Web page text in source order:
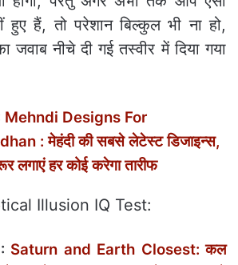
हैं, तो परेशान बिल्कुल भी ना हो,
जवाब नीचे दी गई तस्वीर में दिया गया
Mehndi Designs For
: मेहंदी की सबसे लेटेस्‍ट डिजाइन्‍स,
लगाएं हर कोई करेगा तारीफ
Saturn and Earth Closest: कल